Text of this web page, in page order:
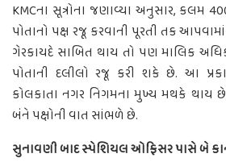
KMCના સૂત્રોના જણાવ્યા અનુસાર, કલમ
પોતાનો પક્ષ રજૂ કરવાની પૂરતી તક
ગેરકાયદે સાબિત થાય તો પણ માલિક
પોતાની દલીલો રજૂ કરી શકે છે. આ
કોલકાતા નગર નિગમના મુખ્ય મથકે થાય
બંને પક્ષોની વાત સાંભળે છે.
સુનાવણી બાદ સ્પેશિયલ ઓફિસર પાસે બે